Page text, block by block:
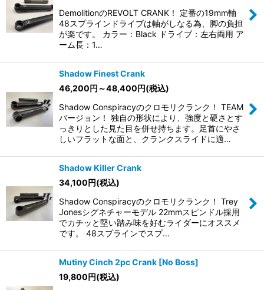
DemolitionのREVOLT CRANK！ 定番の19mm軸
48スプラインドライブは軸がしなる為、脚の負担
が楽です。 カラー：Black ドライブ：左右両用 ア
ーム長：1…
Shadow Finest Crank
46,200円 ～48,400円(税込)
Shadow Conspiracyのクロモリクランク！ TEAM
バージョン！ 独自の形状により、強度と硬さとす
っきりとした見た目を併せ持ちます。足首にやさ
しいフラットな面と、クランクスライドに適…
Shadow Killer Crank
34,100円(税込)
Shadow Conspiracyのクロモリクランク！ Trey
Jonesシグネチャーモデル 22mmスピンドル採用
でカチッと堅い踏み味を好むライダーにオススメ
です。 48スプラインでスプ…
Mutiny Cinch 2pc Crank [No Boss]
19,800円(税込)